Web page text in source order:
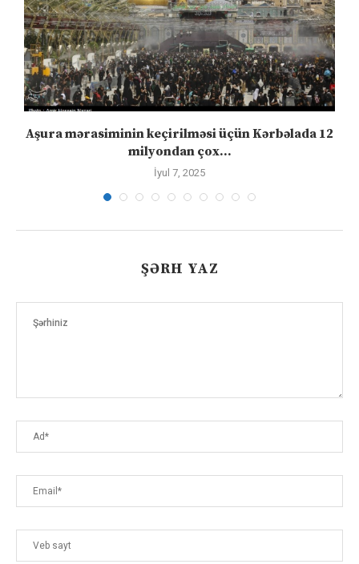
Aşura mərasiminin keçirilməsi üçün Kərbəlada 12
milyondan çox...
İyul 7, 2025
ŞƏRH YAZ